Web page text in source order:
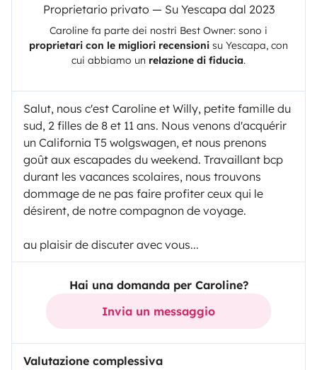
Proprietario privato — Su Yescapa dal 2023
Caroline fa parte dei nostri Best Owner: sono i
proprietari con le migliori recensioni su Yescapa, con
cui abbiamo un relazione di fiducia.
Salut, nous c'est Caroline et Willy, petite famille du
sud, 2 filles de 8 et 11 ans. Nous venons d'acquérir
un California T5 wolgswagen, et nous prenons
goût aux escapades du weekend. Travaillant bcp
durant les vacances scolaires, nous trouvons
dommage de ne pas faire profiter ceux qui le
désirent, de notre compagnon de voyage.
au plaisir de discuter avec vous...
Hai una domanda per Caroline?
Invia un messaggio
Valutazione complessiva